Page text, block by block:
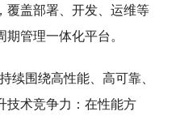
覆盖部署、开发、运维等
管理一体化平台。
续围绕高性能、高可靠、
技术竞争力：在性能方